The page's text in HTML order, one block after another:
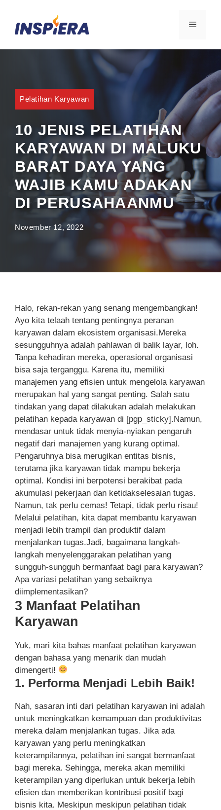
content
MENU
Pelatihan Karyawan
10 JENIS PELATIHAN
KARYAWAN DI MALUKU
BARAT DAYA YANG
WAJIB KAMU ADAKAN
DI PERUSAHAANMU
November 12, 2022
Halo, rekan-rekan yang senang mengembangkan!
Ayo kita telaah tentang pentingnya peranan
karyawan dalam ekosistem organisasi.Mereka
sesungguhnya adalah pahlawan di balik layar, loh.
Tanpa kehadiran mereka, operasional organisasi
bisa saja terganggu. Karena itu, memiliki
manajemen yang efisien untuk mengelola karyawan
merupakan hal yang sangat penting. Salah satu
tindakan yang dapat dilakukan adalah melakukan
pelatihan kepada karyawan di [pgp_sticky].Namun,
mendasar untuk tidak menyia-nyiakan pengaruh
negatif dari manajemen yang kurang optimal.
Pengaruhnya bisa merugikan entitas bisnis,
terutama jika karyawan tidak mampu bekerja
optimal. Kondisi ini berpotensi berakibat pada
akumulasi pekerjaan dan ketidakselesaian tugas.
Namun, tak perlu cemas! Tetapi, tidak perlu risau!
Melalui pelatihan, kita dapat membantu karyawan
menjadi lebih trampil dan produktif dalam
menjalankan tugas.Jadi, bagaimana langkah-
langkah menyelenggarakan pelatihan yang
sungguh-sungguh bermanfaat bagi para karyawan?
Apa variasi pelatihan yang sebaiknya
diimplementasikan?
3 Manfaat Pelatihan
Karyawan
Yuk, mari kita bahas manfaat pelatihan karyawan
dengan bahasa yang menarik dan mudah
dimengerti!
1. Performa Menjadi Lebih Baik!
Nah, sasaran inti dari pelatihan karyawan ini adalah
untuk meningkatkan kemampuan dan produktivitas
mereka dalam menjalankan tugas. Jika ada
karyawan yang perlu meningkatkan
keterampilannya, pelatihan ini sangat bermanfaat
bagi mereka. Sehingga, mereka akan memiliki
keterampilan yang diperlukan untuk bekerja lebih
efisien dan memberikan kontribusi positif bagi
bisnis kita. Meskipun meskipun pelatihan tidak